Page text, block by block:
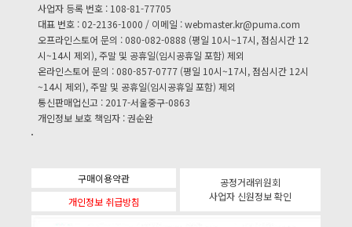
사업자 등록 번호 : 108-81-77705
대표 번호 : 02-2136-1000 / 이메일 :webmaster.kr@puma.com
오프라인스토어 문의 : 080-082-0888 (평일 10시~17시, 점심시간 12
시~14시 제외), 주말 및 공휴일(임시공휴일 포함) 제외
온라인스토어 문의 : 080-857-0777 (평일 10시~17시, 점심시간 12시
~14시 제외), 주말 및 공휴일(임시공휴일 포함) 제외
통신판매업신고 : 2017-서울중구-0863
개인정보 보호 책임자 : 권순완
구매이용약관
개인정보 취급방침
공정거래위원회
사업자 신원정보 확인